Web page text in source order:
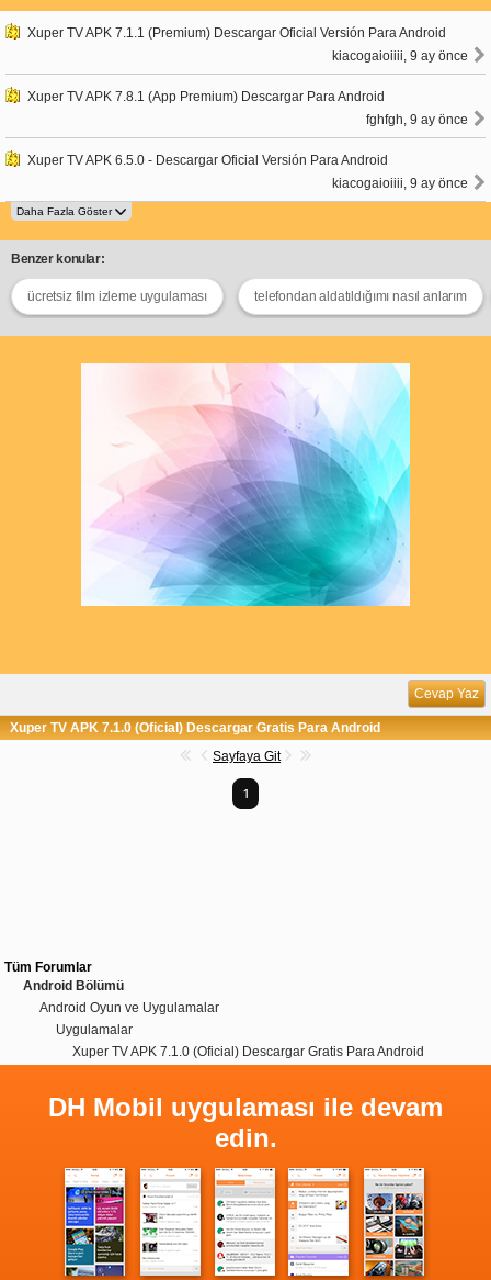
Xuper TV APK 7.1.1 (Premium) Descargar Oficial Versión Para Android
kiacogaioiiii, 9 ay önce
Xuper TV APK 7.8.1 (App Premium) Descargar Para Android
fghfgh, 9 ay önce
Xuper TV APK 6.5.0 - Descargar Oficial Versión Para Android
kiacogaioiiii, 9 ay önce
Benzer konular:
ücretsiz film izleme uygulaması telefondan aldatıldığımı nasıl anlarım
Cevap Yaz
Xuper TV APK 7.1.0 (Oficial) Descargar Gratis Para Android
Sayfaya Git
1
Tüm Forumlar
Android Bölümü
Android Oyun ve Uygulamalar
Uygulamalar
Xuper TV APK 7.1.0 (Oficial) Descargar Gratis Para Android
DH Mobil uygulaması ile devam
edin.